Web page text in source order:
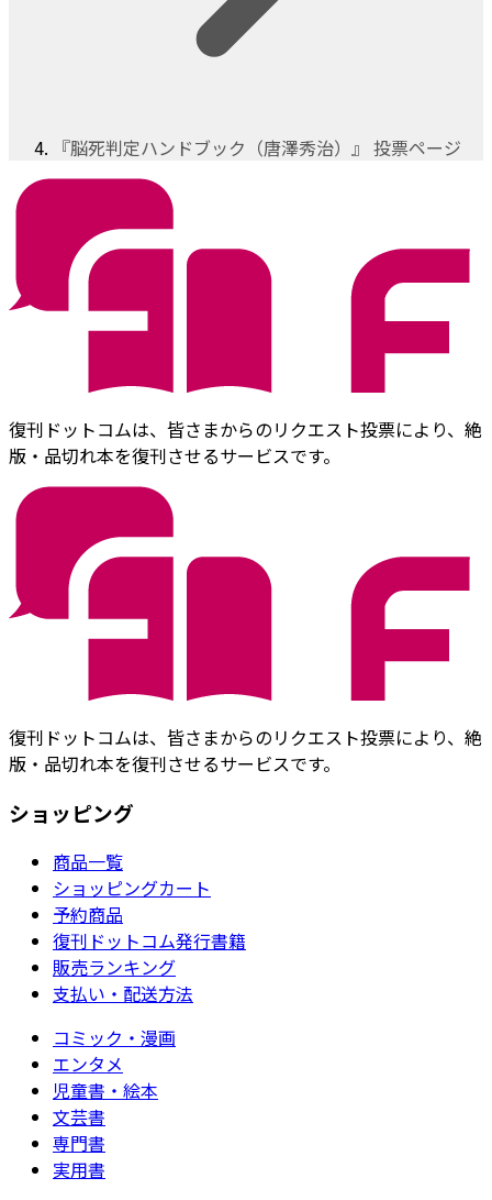
『脳死判定ハンドブック（唐澤秀治）』 投票ページ
復刊ドットコムは、皆さまからのリクエスト投票により、絶
版・品切れ本を復刊させるサービスです。
復刊ドットコムは、皆さまからのリクエスト投票により、絶
版・品切れ本を復刊させるサービスです。
ショッピング
商品一覧
ショッピングカート
予約商品
復刊ドットコム発行書籍
販売ランキング
支払い・配送方法
コミック・漫画
エンタメ
児童書・絵本
文芸書
専門書
実用書